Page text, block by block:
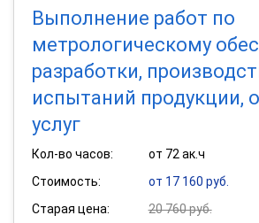
Выполнение работ по
метрологическому
разработки,
испытаний продукции,
услуг
Кол-во часов:
от 72 ак.ч
Стоимость:
от 17 160 руб.
Старая цена:
20 760 руб.